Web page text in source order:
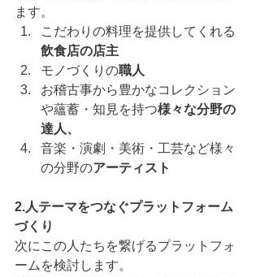
ます。
こだわりの料理を提供してくれる
飲食店の店主
モノづくりの職人
お稽古事から豊かなコレクション
や蘊蓄・知見を持つ様々な分野の
達人、
音楽・演劇・美術・工芸など様々
の分野のアーティスト
2.人テーマをつなぐプラットフォーム
づくり
次にこの人たちを繋げるプラットフォ
ームを検討します。